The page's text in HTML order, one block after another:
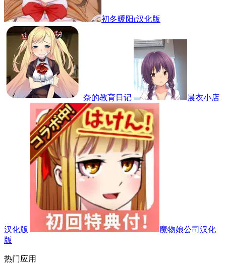
初冬暖阳r汉化版
奈的教育日记 晨衣小店
汉化版
魔物娘公司汉化
版
热门应用